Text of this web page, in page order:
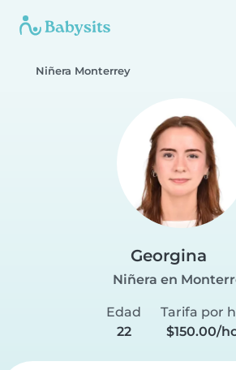
Niñera Monterrey
Georgina
Niñera en
Edad
22
Tarifa por
$150.00/